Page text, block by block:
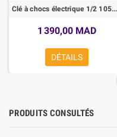
Clé à chocs électrique 1/2 1050 W INGCO
1 390,00 MAD
DÉTAILS
PRODUITS CONSULTÉS